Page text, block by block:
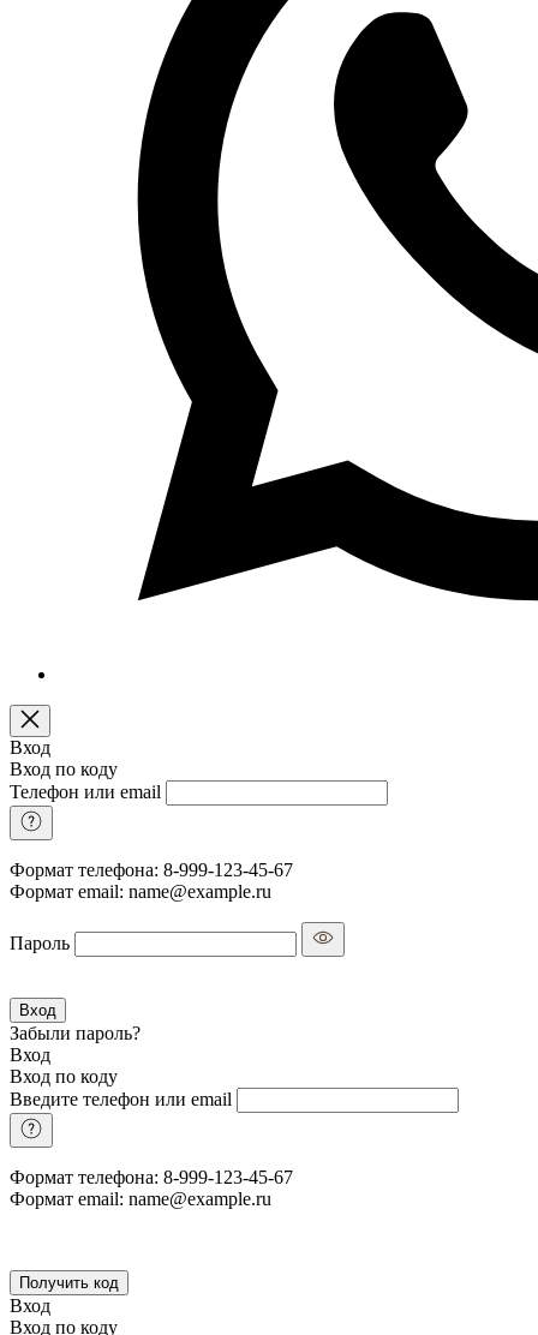
Вход
Вход по коду
Телефон или email
Формат телефона: 8-999-123-45-67
Формат email: name@example.ru
Пароль
Вход
Забыли пароль?
Вход
Вход по коду
Введите телефон или email
Формат телефона: 8-999-123-45-67
Формат email: name@example.ru
Получить код
Вход
Вход по коду